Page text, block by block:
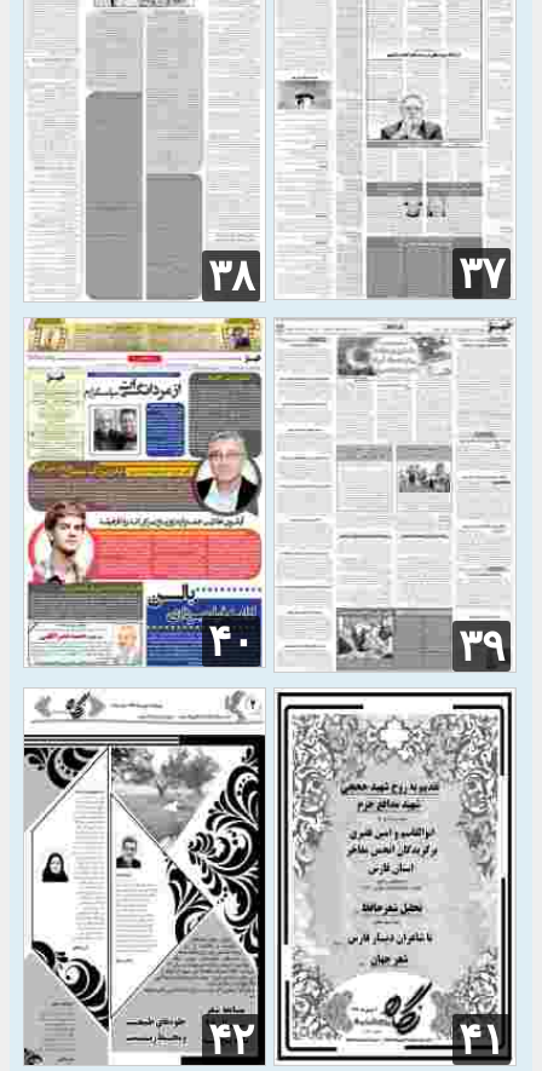
۳۷ ۳۸
۳۹ ۴۰
۴۱ ۴۲